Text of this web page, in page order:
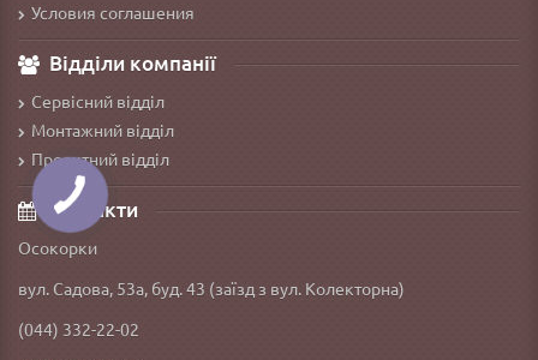
Условия соглашения
Відділи компанії
Сервісний відділ
Монтажний відділ
Проектний відділ
Контакти
Осокорки
вул. Садова, 53а, буд. 43 (заїзд з вул. Колекторна)
(044) 332-22-02